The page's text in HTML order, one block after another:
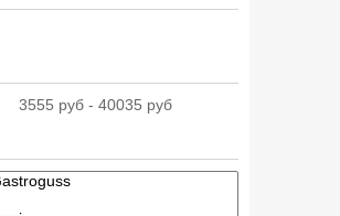
3555 руб - 40035 руб